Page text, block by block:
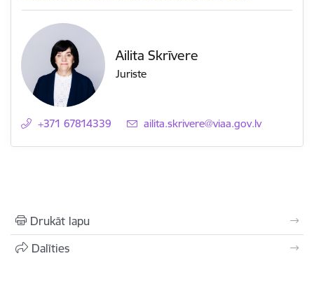
Ailita Skrīvere
Juriste
+371 67814339 E-pasts:
ailita.skrivere@viaa.gov.lv
Drukāt lapu
Dalīties